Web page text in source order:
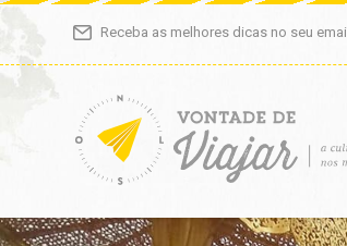
Receba as melhores dicas no seu email